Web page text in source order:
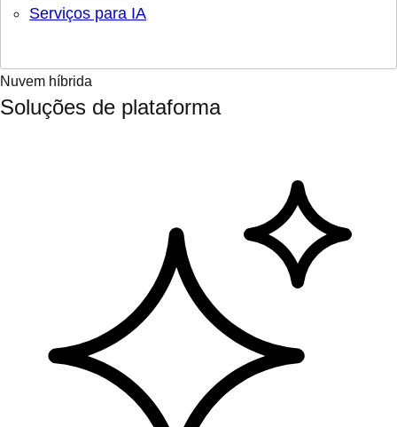
Serviços para IA
Nuvem híbrida
Soluções de plataforma